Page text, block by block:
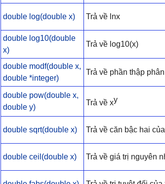
double log(double x) Trả về lnx
double log10(double
x)
Trả về log10(x)
double modf(double x,
double *integer)
Trả về phần thập
double pow(double x,
double y)
Trả về xy
double sqrt(double x) Trả về căn bậc hai
double ceil(double x) Trả về giá trị nguyên